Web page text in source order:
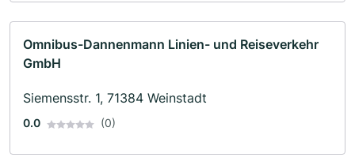
Omnibus-Dannenmann Linien- und Reiseverkehr
GmbH
Siemensstr. 1, 71384 Weinstadt
0.0 (0)